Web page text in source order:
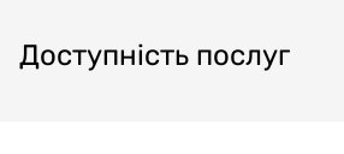
Доступність послуг